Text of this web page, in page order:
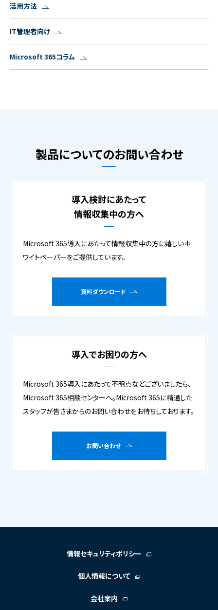
活用方法
IT管理者向け
Microsoft 365コラム
製品についてのお問い合わせ
導入検討にあたって
情報収集中の方へ
Microsoft 365導入にあたって情報収集中の方に嬉しいホ
ワイトペーパーをご提供しています。
資料ダウンロード
導入でお困りの方へ
Microsoft 365導入にあたって不明点などございましたら、
Microsoft 365相談センターへ。Microsoft 365に精通した
スタッフが皆さまからのお問い合わせをお待ちしております。
お問い合わせ
情報セキュリティポリシー
個人情報について
会社案内